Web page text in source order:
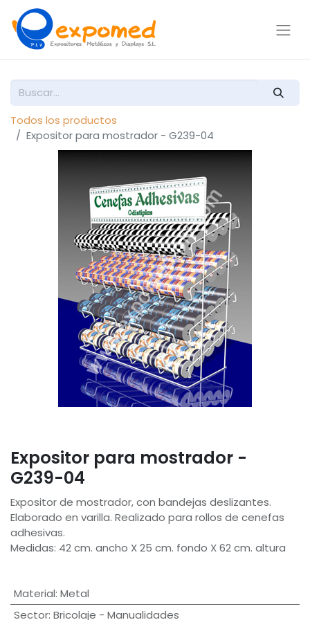
Todos los productos
Expositor para mostrador - G239-04
Expositor para mostrador -
G239-04
Expositor de mostrador, con bandejas deslizantes.
Elaborado en varilla. Realizado para rollos de cenefas
adhesivas.
Medidas: 42 cm. ancho X 25 cm. fondo X 62 cm. altura
Material: Metal
Sector: Bricolaje - Manualidades